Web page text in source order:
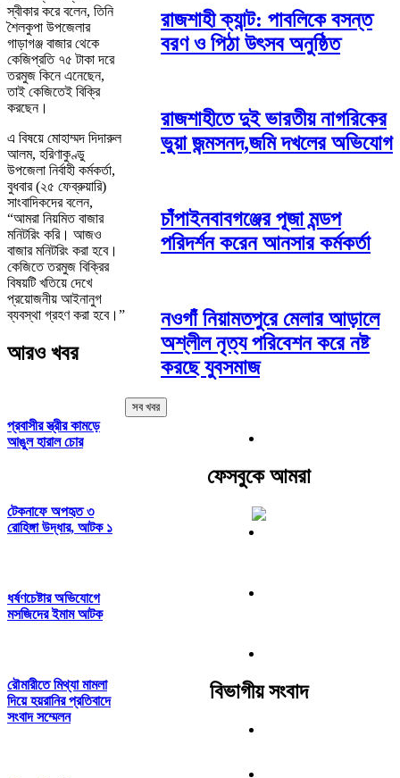
স্বীকার করে বলেন, তিনি
শৈলকুপা উপজেলার
গাড়াগঞ্জ বাজার থেকে
কেজিপ্রতি ৭৫ টাকা দরে
তরমুজ কিনে এনেছেন,
তাই কেজিতেই বিক্রি
করছেন।
এ বিষয়ে মোহাম্মদ দিদারুল
আলম, হরিণাকুণ্ডু
উপজেলা নির্বাহী কর্মকর্তা,
বুধবার (২৫ ফেব্রুয়ারি)
সাংবাদিকদের বলেন,
“আমরা নিয়মিত বাজার
মনিটরিং করি। আজও
বাজার মনিটরিং করা হবে।
কেজিতে তরমুজ বিক্রির
বিষয়টি খতিয়ে দেখে
প্রয়োজনীয় আইনানুগ
ব্যবস্থা গ্রহণ করা হবে।”
আরও খবর
প্রবাসীর স্ত্রীর কামড়ে
আঙুল হারাল চোর
টেকনাফে অপহৃত ৩
রোহিঙ্গা উদ্ধার, আটক ১
ধর্ষণচেষ্টার অভিযোগে
মসজিদের ইমাম আটক
রৌমারীতে মিথ্যা মামলা
দিয়ে হয়রানির প্রতিবাদে
সংবাদ সম্মেলন
রাজশাহী ক্যান্ট: পাবলিকে বসন্ত
বরণ ও পিঠা উৎসব অনুষ্ঠিত
রাজশাহীতে দুই ভারতীয় নাগরিকের
ভুয়া জন্মসনদ,জমি দখলের অভিযোগ
চাঁপাইনবাবগঞ্জের পূজা মন্ডপ
পরিদর্শন করেন আনসার কর্মকর্তা
নওগাঁ নিয়ামতপুরে মেলার আড়ালে
অশ্লীল নৃত্য পরিবেশন করে নষ্ট
করছে যুবসমাজ
সব খবর
ফেসবুকে আমরা
বিভাগীয় সংবাদ